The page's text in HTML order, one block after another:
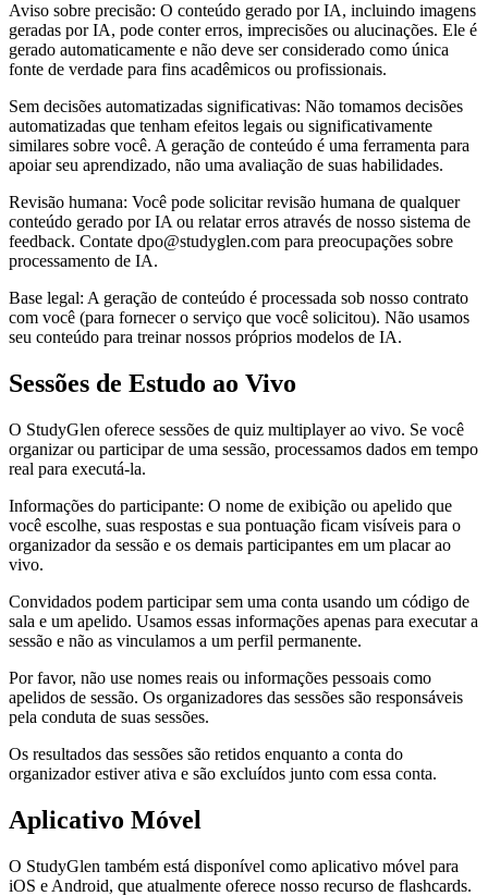
Aviso sobre precisão: O conteúdo gerado por IA, incluindo imagens
geradas por IA, pode conter erros, imprecisões ou alucinações. Ele é
gerado automaticamente e não deve ser considerado como única
fonte de verdade para fins acadêmicos ou profissionais.
Sem decisões automatizadas significativas: Não tomamos decisões
automatizadas que tenham efeitos legais ou significativamente
similares sobre você. A geração de conteúdo é uma ferramenta para
apoiar seu aprendizado, não uma avaliação de suas habilidades.
Revisão humana: Você pode solicitar revisão humana de qualquer
conteúdo gerado por IA ou relatar erros através de nosso sistema de
feedback. Contate dpo@studyglen.com para preocupações sobre
processamento de IA.
Base legal: A geração de conteúdo é processada sob nosso contrato
com você (para fornecer o serviço que você solicitou). Não usamos
seu conteúdo para treinar nossos próprios modelos de IA.
Sessões de Estudo ao Vivo
O StudyGlen oferece sessões de quiz multiplayer ao vivo. Se você
organizar ou participar de uma sessão, processamos dados em tempo
real para executá-la.
Informações do participante: O nome de exibição ou apelido que
você escolhe, suas respostas e sua pontuação ficam visíveis para o
organizador da sessão e os demais participantes em um placar ao
vivo.
Convidados podem participar sem uma conta usando um código de
sala e um apelido. Usamos essas informações apenas para executar a
sessão e não as vinculamos a um perfil permanente.
Por favor, não use nomes reais ou informações pessoais como
apelidos de sessão. Os organizadores das sessões são responsáveis
pela conduta de suas sessões.
Os resultados das sessões são retidos enquanto a conta do
organizador estiver ativa e são excluídos junto com essa conta.
Aplicativo Móvel
O StudyGlen também está disponível como aplicativo móvel para
iOS e Android, que atualmente oferece nosso recurso de flashcards.